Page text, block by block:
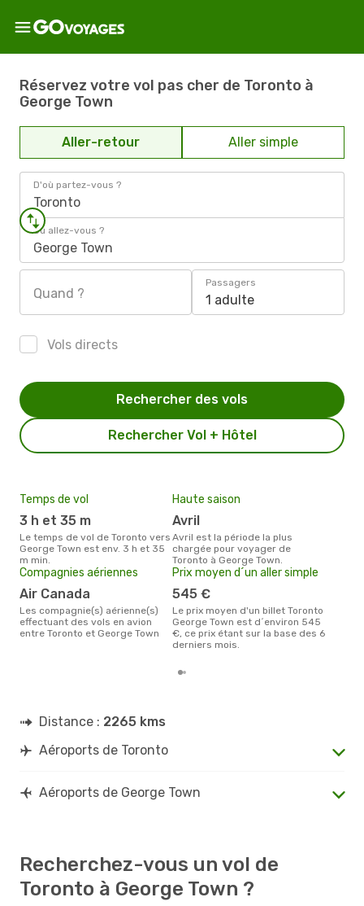
Réservez votre vol pas cher de Toronto à
George Town
Aller-retour Aller simple
D'où partez-vous ?
Toronto
Où allez-vous ?
George Town
Quand ?
Passagers
1 adulte
Vols directs
Rechercher Vol + Hôtel
Rechercher des vols
Temps de vol
3 h et 35 m
Le temps de vol de Toronto vers
George Town est env. 3 h et 35
m min.
Haute saison
avril
avril est la période la plus
chargée pour voyager de
Toronto à George Town.
Compagnies aériennes
Air Canada
Les compagnie(s) aérienne(s)
effectuant des vols en avion
entre Toronto et George Town
Prix moyen d´un aller simple
545 €
Le prix moyen d'un billet Toronto
George Town est d´environ 545
€, ce prix étant sur la base des 6
derniers mois.
Distance : 2265 kms
Aéroports de Toronto
Aéroports de George Town
Recherchez-vous un vol de
Toronto à George Town ?